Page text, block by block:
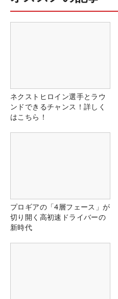
ネクストヒロイン選手とラウ
ンドできるチャンス！詳しく
はこちら！
プロギアの「4層フェース」が
切り開く高初速ドライバーの
新時代